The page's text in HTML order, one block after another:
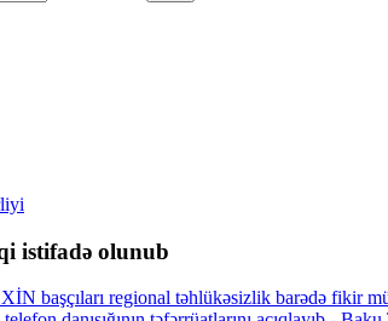
istifadə olunub
başçıları regional təhlükəsizlik barədə fikir